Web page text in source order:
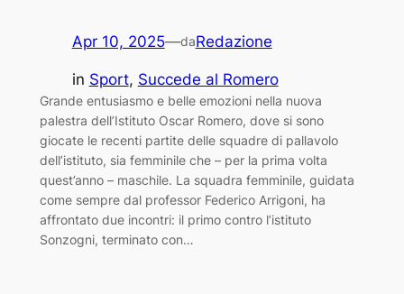
Apr 10, 2025—daRedazione
in Sport, Succede al Romero
Grande entusiasmo e belle emozioni nella nuova
palestra dell’Istituto Oscar Romero, dove si sono
giocate le recenti partite delle squadre di pallavolo
dell’istituto, sia femminile che – per la prima volta
quest’anno – maschile. La squadra femminile, guidata
come sempre dal professor Federico Arrigoni, ha
affrontato due incontri: il primo contro l’istituto
Sonzogni, terminato con…